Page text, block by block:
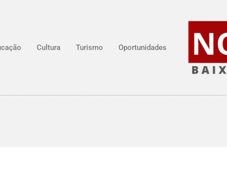
Cultura Turismo Oportunidades